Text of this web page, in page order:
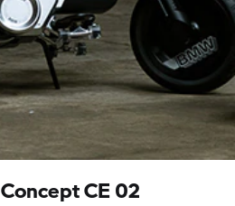
Concept CE 02